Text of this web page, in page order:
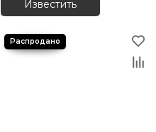
Известить